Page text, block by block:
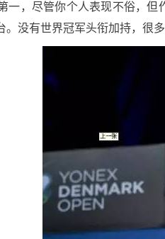
，尽管你个人表现不俗，但
。没有世界冠军头衔加持，很